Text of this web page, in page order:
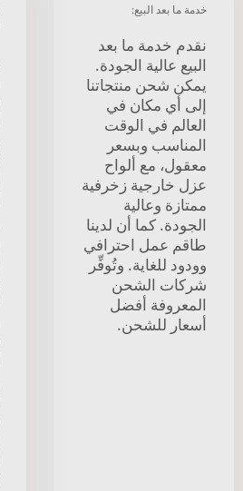
خدمة ما بعد البيع:
نقدم خدمة ما بعد
البيع عالية الجودة.
يمكن شحن منتجاتنا
إلى أي مكان في
العالم في الوقت
المناسب وبسعر
معقول، مع ألواح
عزل خارجية زخرفية
ممتازة وعالية
الجودة. كما أن لدينا
طاقم عمل احترافي
وودود للغاية. وتُوفِّر
شركات الشحن
المعروفة أفضل
أسعار للشحن.